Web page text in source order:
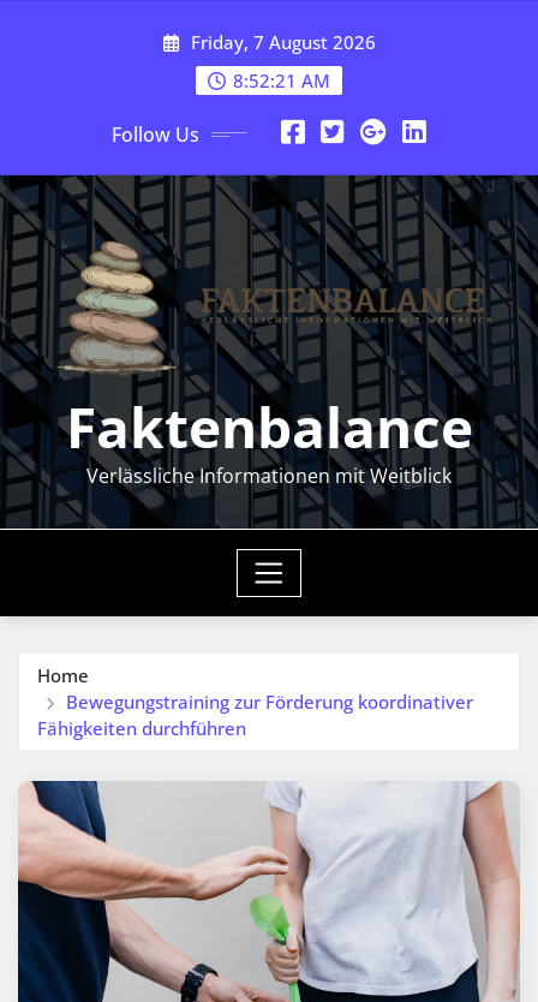
Friday, 7 August 2026
8:52:22 AM
Follow Us
Faktenbalance
Verlässliche Informationen mit Weitblick
Home
Bewegungstraining zur Förderung koordinativer
Fähigkeiten durchführen